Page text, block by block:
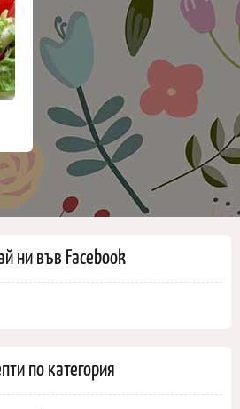
ни във Facebook
по категория